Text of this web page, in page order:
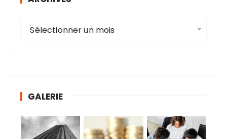
e
Sélectionner un mois
GALERIE